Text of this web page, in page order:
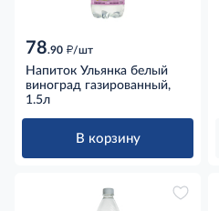
78.90 д/шт
Напиток Ульянка белый
виноград газированный,
1.5л
В корзину